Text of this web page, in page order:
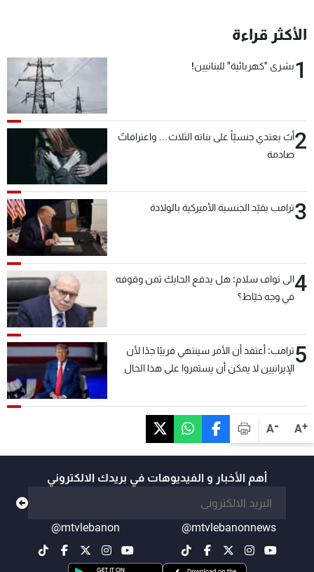
A+
A-
الأكثر قراءة
1بشرى "كهربائية" للبنانيين!
2أبٌ يعتدي جنسيّاً على بناته الثلاث… واعترافاتٌ
صادمة
3ترامب يقيّد الجنسية الأميركية بالولادة
4الى نواف سلام: هل يدفع الحايك ثمن وقوفه
في وجه خيّاط؟
5ترامب: أعتقد أن الأمر سينتهي قريبًا جدًا لأن
الإيرانيين لا يمكن أن يستمروا على هذا الحال
أهم الأخبار و الفيديوهات في بريدك الالكتروني
@mtvlebanonnews
@mtvlebanon